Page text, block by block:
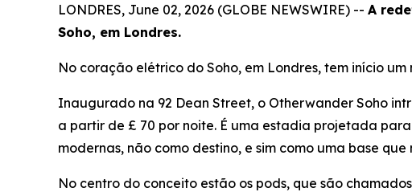
LONDRES, June 02, 2026 (GLOBE NEWSWIRE) -- A
Soho, em Londres.
No coração elétrico do Soho, em Londres, tem início
Inaugurado na 92 Dean Street, o Otherwander Soho
a partir de £ 70 por noite. É uma estadia projetada
modernas, não como destino, e sim como uma base
No centro do conceito estão os pods, que são